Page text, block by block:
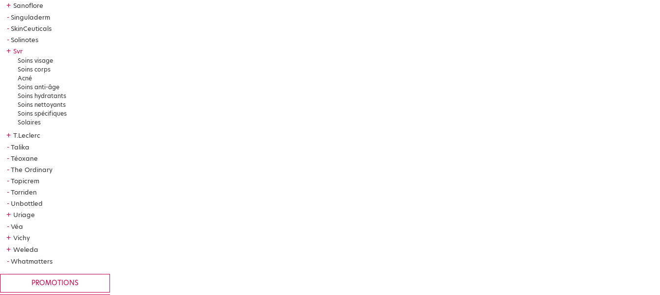
+ Sanoflore
Singuladerm
SkinCeuticals
Solinotes
+ Svr
Soins visage
Soins corps
Acné
Soins anti-âge
Soins hydratants
Soins nettoyants
Soins spécifiques
Solaires
+ T.Leclerc
Talika
Téoxane
The Ordinary
Topicrem
Torriden
Unbottled
+ Uriage
Véa
+ Vichy
+ Weleda
Whatmatters
PROMOTIONS